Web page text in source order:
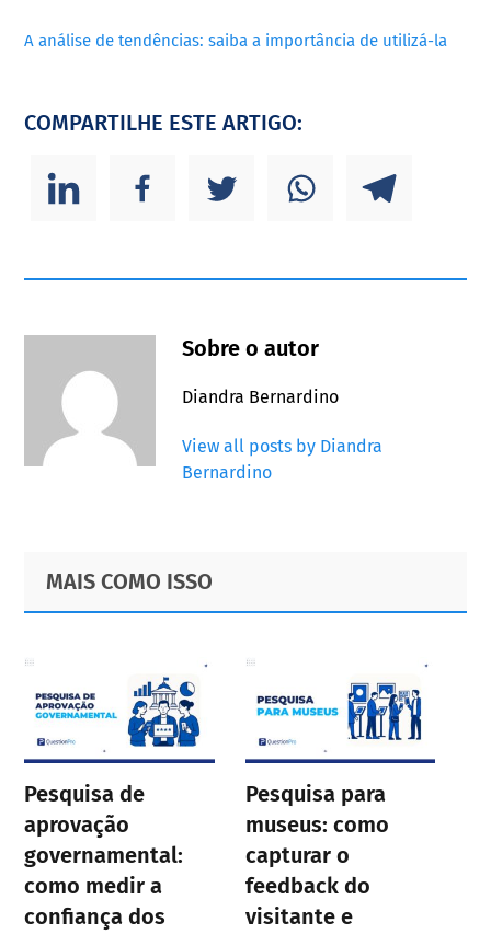
A análise de tendências: saiba a importância de utilizá-la
COMPARTILHE ESTE ARTIGO:
Sobre o autor
Diandra Bernardino
View all posts by Diandra
Bernardino
Primary
Sidebar
Footer
MAIS COMO ISSO
Pesquisa de
aprovação
governamental:
como medir a
confiança dos
Pesquisa para
museus: como
capturar o
feedback do
visitante e